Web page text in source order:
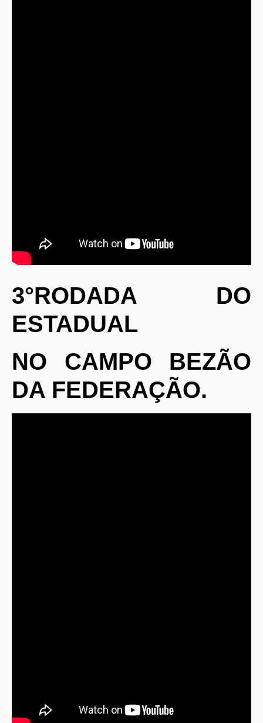
3°RODADA DO
ESTADUAL
NO CAMPO BEZÃO
DA FEDERAÇÃO.